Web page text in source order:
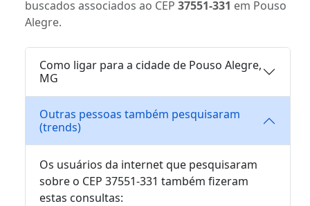
buscados associados ao CEP 37551-331 em Pouso
Alegre.
Como ligar para a cidade de Pouso Alegre,
MG
Outras pessoas também pesquisaram
(trends)
Os usuários da internet que pesquisaram
sobre o CEP 37551-331 também fizeram
estas consultas: